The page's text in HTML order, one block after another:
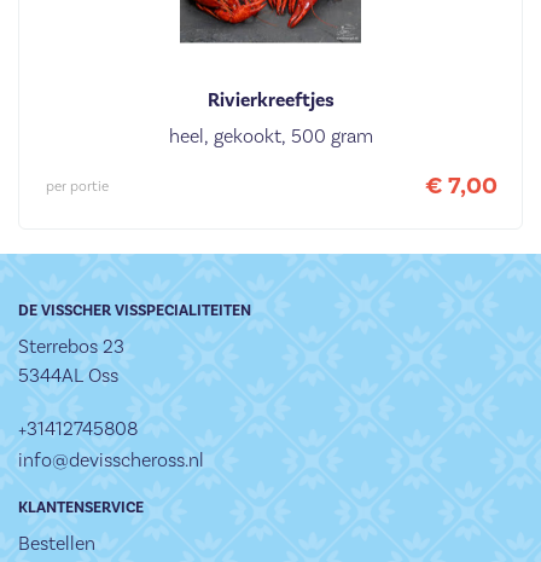
Rivierkreeftjes
heel, gekookt, 500 gram
€ 7,00
per portie
DE VISSCHER VISSPECIALITEITEN
Sterrebos 23
5344AL Oss
+31412745808
info@devisscheross.nl
KLANTENSERVICE
Bestellen